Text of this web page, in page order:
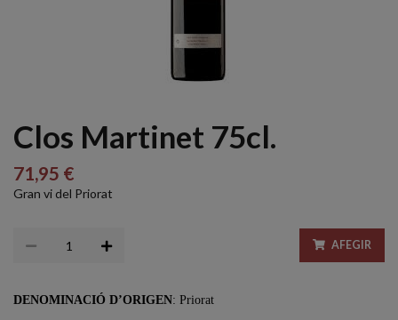
Clos Martinet 75cl.
71,95 €
Gran vi del Priorat
AFEGIR
DENOMINACIÓ D’ORIGEN: Priorat